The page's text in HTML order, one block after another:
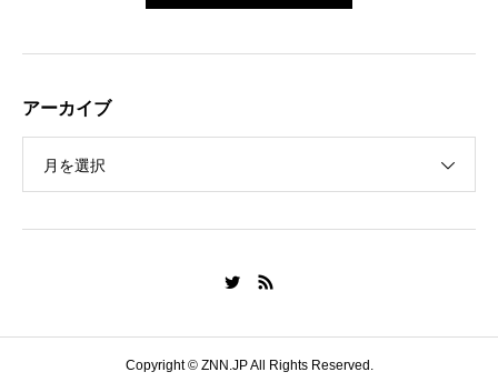
アーカイブ
月を選択
Copyright © ZNN.JP All Rights Reserved.